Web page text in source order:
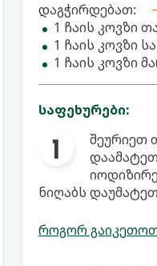
დაგჭირდებათ:
1 ჩაის კოვზი
1 ჩაის კოვზი
1 ჩაის კოვზი
საფეხურები:
შეურიეთ
ნიღაბს
როგორ